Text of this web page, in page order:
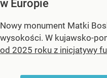
w Europie
Nowy monument Matki
wysokości. W kujawsko-
od 2025 roku z inicjatywy